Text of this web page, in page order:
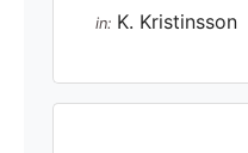
in: K. Kristinsson